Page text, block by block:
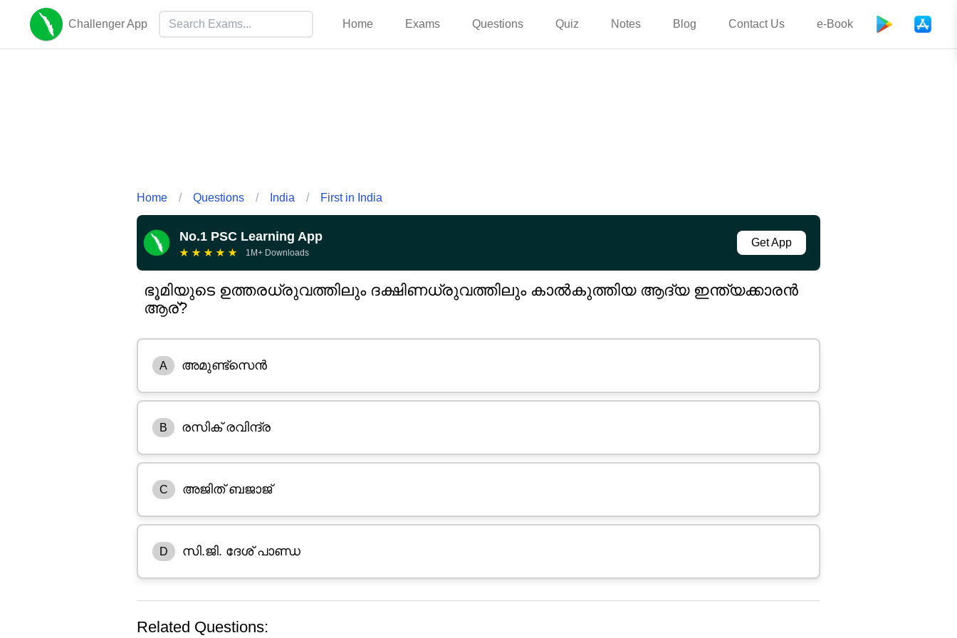
Challenger App Home Exams Questions Quiz Notes Blog Contact Us e-Book
Home / Questions / India / First in India
No.1 PSC Learning App
★ ★ ★ ★ ★ 1M+ Downloads
Get App
ഭൂമിയുടെ ഉത്തരധ്രുവത്തിലും ദക്ഷിണധ്രുവത്തിലും കാൽകുത്തിയ ആദ്യ ഇന്ത്യക്കാരൻ
ആര്?
A അമുണ്ട്സെൻ
B രസിക് രവിന്ദ്ര
C അജിത് ബജാജ്
D സി.ജി. ദേശ് പാണ്ഡ
Related Questions: